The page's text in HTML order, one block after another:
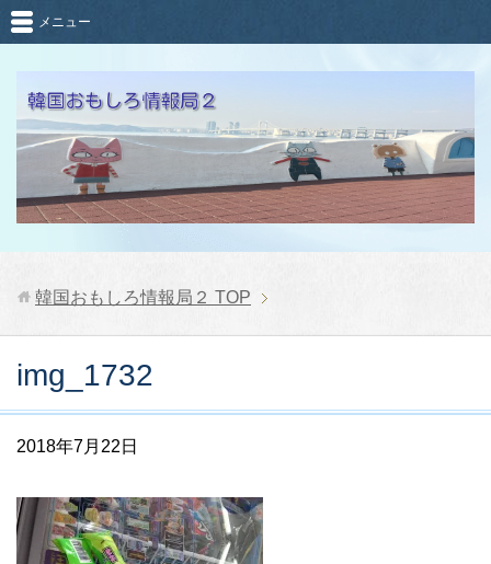
メニュー
韓国おもしろ情報局２ TOP
img_1732
2018年7月22日